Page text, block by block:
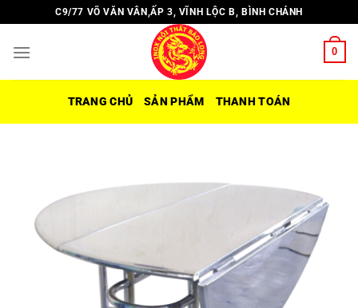
đến
nội
C9/77 VÕ VĂN VÂN,ẤP 3, VĨNH LỘC B, BÌNH CHÁNH
0
TRANG CHỦ SẢN PHẨM THANH TOÁN